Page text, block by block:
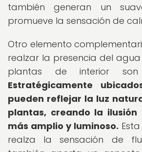
también generan un
promueve la sensación de
Otro elemento
realzar la presencia del
plantas de interior son
Estratégicamente
pueden reflejar la luz
plantas, creando la ilusión
más amplio y luminoso.
realza la sensación de